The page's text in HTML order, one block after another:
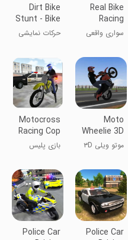
Real Bike
Racing
سواری واقعی
Dirt Bike
Stunt - Bike
Racing
حرکات نمایشی
موتورسواری
Moto
Wheelie 3D
موتو ویلی ۳D
Motocross
Racing Cop
Game
بازی پلیس
Police Car
Police Car